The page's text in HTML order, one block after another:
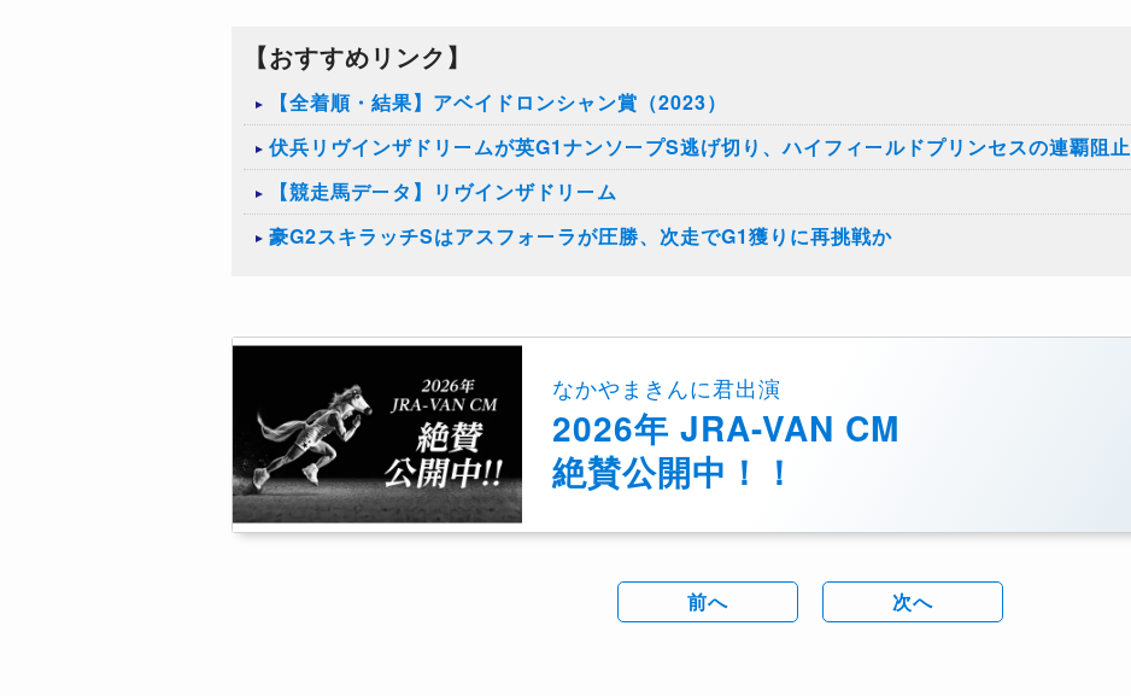
【おすすめリンク】
【全着順・結果】アベイドロンシャン賞（2023）
伏兵リヴインザドリームが英G1ナンソープS逃げ切り、ハイフィールドプリンセスの連覇阻止
【競走馬データ】リヴインザドリーム
豪G2スキラッチSはアスフォーラが圧勝、次走でG1獲りに再挑戦か
なかやまきんに君出演
2026年 JRA-VAN CM
絶賛公開中！！
前へ 次へ